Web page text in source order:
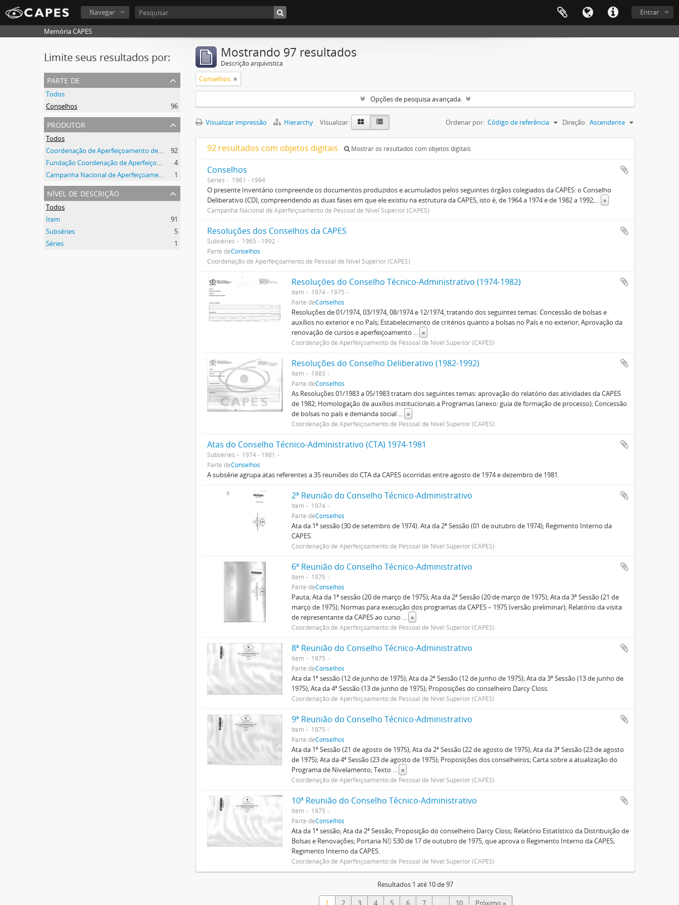
Entrar
Navegar
Memória CAPES
Limite seus resultados por:
parte de
Todos
Conselhos
96
produtor
Todos
Coordenação de Aperfeiçoamento de Pessoal de Nível Superior (CAPES)
92
Fundação Coordenação de Aperfeiçoamento de Pessoal de Nível Superior (CAPES)
4
Campanha Nacional de Aperfeiçoamento de Pessoal de Nível Superior (CAPES)
1
nível de descrição
Todos
Item
91
Subséries
5
Séries
1
Mostrando 97 resultados
Descrição arquivística
Conselhos
Opções de pesquisa avançada
Visualizar impressão Hierarchy Visualizar: Ordenar por: Código de referência Direção: Ascendente
92 resultados com objetos digitais Mostrar os resultados com objetos digitais
Conselhos
Séries 1961 - 1994
O presente Inventário compreende os documentos produzidos e acumulados pelos seguintes órgãos colegiados da CAPES: o Conselho
Deliberativo (CD), compreendendo as duas fases em que ele existiu na estrutura da CAPES, isto é, de 1964 a 1974 e de 1982 a 1992;... »
Campanha Nacional de Aperfeiçoamento de Pessoal de Nível Superior (CAPES)
Resoluções dos Conselhos da CAPES
Subséries
1965 - 1992
Parte deConselhos
Coordenação de Aperfeiçoamento de Pessoal de Nível Superior (CAPES)
Resoluções do Conselho Técnico-Administrativo (1974-1982)
Item
1974 - 1975
Parte deConselhos
Resoluções de 01/1974, 03/1974, 08/1974 e 12/1974, tratando dos seguintes temas: Concessão de bolsas e
auxílios no exterior e no País; Estabelecimento de critérios quanto a bolsas no País e no exterior; Aprovação da
renovação de cursos e aperfeiçoamento ... »
Coordenação de Aperfeiçoamento de Pessoal de Nível Superior (CAPES)
Resoluções do Conselho Deliberativo (1982-1992)
Item
1983
Parte deConselhos
As Resoluções 01/1983 a 05/1983 tratam dos seguintes temas: aprovação do relatório das atividades da CAPES
de 1982; Homologação de auxílios institucionais a Programas (anexo: guia de formação de processo); Concessão
de bolsas no país e demanda social ... »
Coordenação de Aperfeiçoamento de Pessoal de Nível Superior (CAPES)
Atas do Conselho Técnico-Administrativo (CTA) 1974-1981
Subséries
1974 - 1981
Parte deConselhos
A subsérie agrupa atas referentes a 35 reuniões do CTA da CAPES ocorridas entre agosto de 1974 e dezembro de 1981.
2ª Reunião do Conselho Técnico-Administrativo
Item
1974
Parte deConselhos
Ata da 1ª sessão (30 de setembro de 1974). Ata da 2ª Sessão (01 de outubro de 1974); Regimento Interno da
CAPES.
Coordenação de Aperfeiçoamento de Pessoal de Nível Superior (CAPES)
6ª Reunião do Conselho Técnico-Administrativo
Item
1975
Parte deConselhos
Pauta; Ata da 1ª sessão (20 de março de 1975); Ata da 2ª Sessão (20 de março de 1975); Ata da 3ª Sessão (21 de
março de 1975); Normas para execução dos programas da CAPES – 1975 (versão preliminar); Relatório da visita
de representante da CAPES ao curso ... »
Coordenação de Aperfeiçoamento de Pessoal de Nível Superior (CAPES)
8ª Reunião do Conselho Técnico-Administrativo
Item
1975
Parte deConselhos
Ata da 1ª sessão (12 de junho de 1975); Ata da 2ª Sessão (12 de junho de 1975); Ata da 3ª Sessão (13 de junho de
1975); Ata da 4ª Sessão (13 de junho de 1975); Proposições do conselheiro Darcy Closs.
Coordenação de Aperfeiçoamento de Pessoal de Nível Superior (CAPES)
9ª Reunião do Conselho Técnico-Administrativo
Item
1975
Parte deConselhos
Ata da 1ª Sessão (21 de agosto de 1975); Ata da 2ª Sessão (22 de agosto de 1975); Ata da 3ª Sessão (23 de agosto
de 1975); Ata da 4ª Sessão (23 de agosto de 1975); Proposições dos conselheiros; Carta sobre a atualização do
Programa de Nivelamento; Texto ... »
Coordenação de Aperfeiçoamento de Pessoal de Nível Superior (CAPES)
10ª Reunião do Conselho Técnico-Administrativo
Item
1975
Parte deConselhos
Ata da 1ª sessão; Ata da 2ª Sessão; Proposição do conselheiro Darcy Closs; Relatório Estatístico da Distribuição de
Bolsas e Renovações; Portaria N 530 de 17 de outubro de 1975, que aprova o Regimento Interno da CAPES;
Regimento Interno da CAPES.
Coordenação de Aperfeiçoamento de Pessoal de Nível Superior (CAPES)
Resultados 1 até 10 de 97
1 2 3 4 5 6 7 10 Próximo »